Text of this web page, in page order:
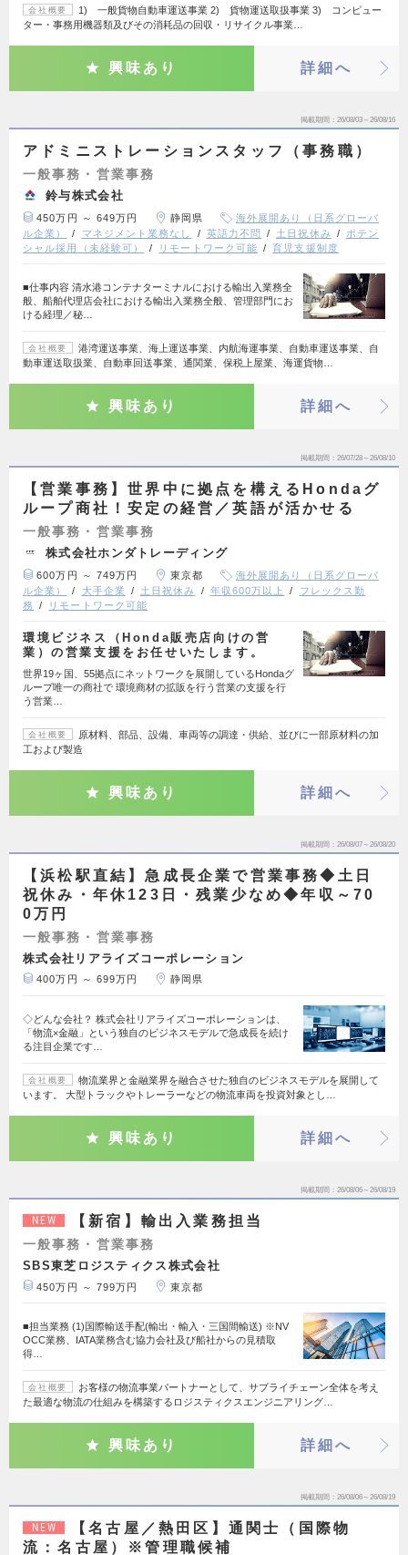
会社概要
1) 一般貨物自動車運送事業 2) 貨物運送取扱事業 3) コンピュー
ター・事務用機器類及びその消耗品の回収・リサイクル事業…
興味あり 詳細へ
掲載期間 26/08/03～26/08/16
アドミニストレーションスタッフ（事務職）
一般事務・営業事務
鈴与株式会社
450万円 ～ 649万円 静岡県
海外展開あり（日系グローバ
ル企業）
マネジメント業務なし 英語力不問 土日祝休み
ポテン
シャル採用（未経験可）
リモートワーク可能 育児支援制度
■仕事内容 清水港コンテナターミナルにおける輸出入業務全
般、船舶代理店会社における輸出入業務全般、管理部門にお
ける経理／秘…
会社概要
港湾運送事業、海上運送事業、内航海運事業、自動車運送事業、自
動車運送取扱業、自動車回送事業、通関業、保税上屋業、海運貨物…
興味あり 詳細へ
掲載期間 26/07/28～26/08/10
【営業事務】世界中に拠点を構えるHondaグ
ループ商社！安定の経営／英語が活かせる
一般事務・営業事務
株式会社ホンダトレーディング
600万円 ～ 749万円 東京都
海外展開あり（日系グローバ
ル企業）
大手企業 土日祝休み 年収600万以上
フレックス勤
務
リモートワーク可能
環境ビジネス（Honda販売店向けの営
業）の営業支援をお任せいたします。
世界19ヶ国、55拠点にネットワークを展開しているHondaグ
ループ唯一の商社で 環境商材の拡販を行う営業の支援を行
う営業…
会社概要
原材料、部品、設備、車両等の調達・供給、並びに一部原材料の加
工および製造
興味あり 詳細へ
掲載期間 26/08/07～26/08/20
【浜松駅直結】急成長企業で営業事務◆土日
祝休み・年休123日・残業少なめ◆年収～70
0万円
一般事務・営業事務
株式会社リアライズコーポレーション
400万円 ～ 699万円 静岡県
◇どんな会社？ 株式会社リアライズコーポレーションは、
「物流×金融」という独自のビジネスモデルで急成長を続け
る注目企業です…
会社概要
物流業界と金融業界を融合させた独自のビジネスモデルを展開して
います。 大型トラックやトレーラーなどの物流車両を投資対象とし…
興味あり 詳細へ
掲載期間 26/08/06～26/08/19
NEW 【新宿】輸出入業務担当
一般事務・営業事務
SBS東芝ロジスティクス株式会社
450万円 ～ 799万円 東京都
■担当業務 (1)国際輸送手配(輸出・輸入・三国間輸送) ※NV
OCC業務、IATA業務含む協力会社及び船社からの見積取
得…
会社概要
お客様の物流事業パートナーとして、サプライチェーン全体を考え
た最適な物流の仕組みを構築するロジスティクスエンジニアリング…
興味あり 詳細へ
掲載期間 26/08/06～26/08/19
NEW
【名古屋／熱田区】通関士（国際物
流：名古屋）※管理職候補